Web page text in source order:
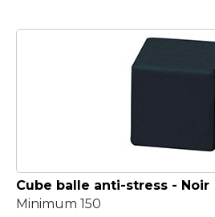
Cube balle anti-stress - Noir
Minimum 150